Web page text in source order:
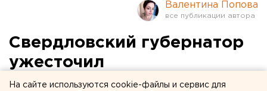
Валентина Попова
Свердловский губернатор
ужесточил
антикоронавирусные меры
На сайте используются cookie-файлы и сервис для